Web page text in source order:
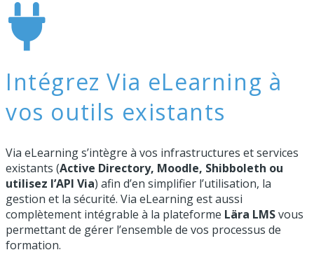
Intégrez Via eLearning à
vos outils existants
Via eLearning s’intègre à vos infrastructures et services
existants (Active Directory, Moodle, Shibboleth ou
utilisez l’API Via) afin d’en simplifier l’utilisation, la
gestion et la sécurité. Via eLearning est aussi
complètement intégrable à la plateforme Lära LMSvous
permettant de gérer l’ensemble de vos processus de
formation.